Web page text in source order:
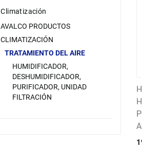
Climatización
AVALCO PRODUCTOS
CLIMATIZACIÓN
TRATAMIENTO DEL AIRE
HUMIDIFICADOR,
DESHUMIDIFICADOR,
PURIFICADOR, UNIDAD
FILTRACIÓN